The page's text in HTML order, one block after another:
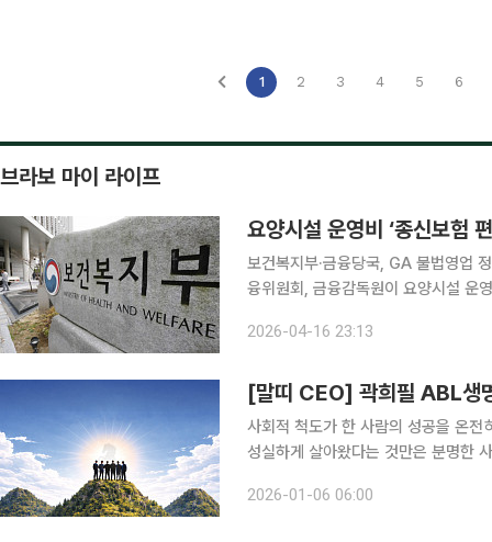
1 2 3 4 5 6
브라보 마이 라이프
요양시설 운영비 ‘종신보험
보건복지부·금융당국, GA 불법영업 정조준
융위원회, 금융감독원이 요양시설 운
에 따르면 일부 요양시설은 세무법인
2026-04-16 23:13
[말띠 CEO] 곽희필 ABL생
사회적 척도가 한 사람의 성공을 온전
성실하게 살아왔다는 것만은 분명한
지만 이들에게 60세는 마침표가 아니
2026-01-06 06:00